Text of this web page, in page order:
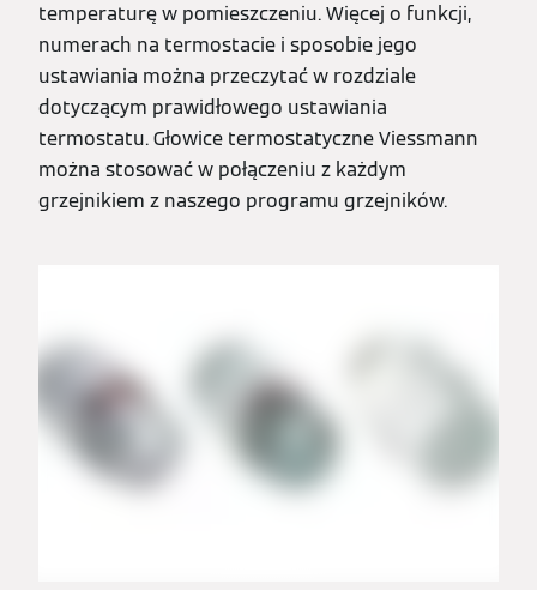
temperaturę w pomieszczeniu. Więcej o funkcji,
numerach na termostacie i sposobie jego
ustawiania można przeczytać w rozdziale
dotyczącym prawidłowego ustawiania
termostatu. Głowice termostatyczne Viessmann
można stosować w połączeniu z każdym
grzejnikiem z naszego programu grzejników.